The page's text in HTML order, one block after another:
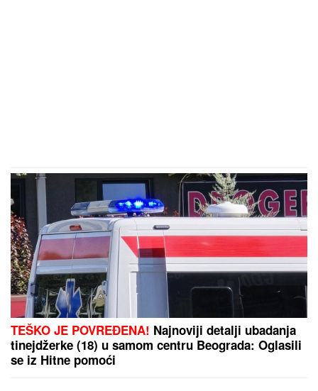
TEŠKO JE POVREĐENA! Najnoviji detalji ubadanja
tinejdžerke (18) u samom centru Beograda: Oglasili
se iz Hitne pomoći